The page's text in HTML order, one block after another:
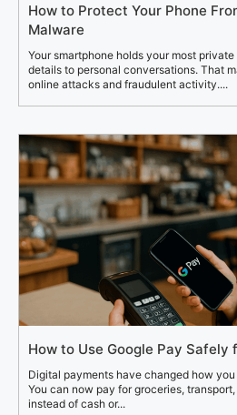
How to Protect Your Phone
Malware
Your smartphone holds your most
details to personal conversations. That
online attacks and fraudulent activity....
How to Use Google Pay Safely
Digital payments have changed how
You can now pay for groceries,
instead of cash or...